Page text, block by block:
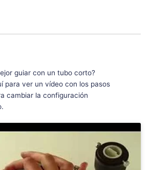
guiar con un tubo corto?
para ver un vídeo con los pasos
cambiar la configuración